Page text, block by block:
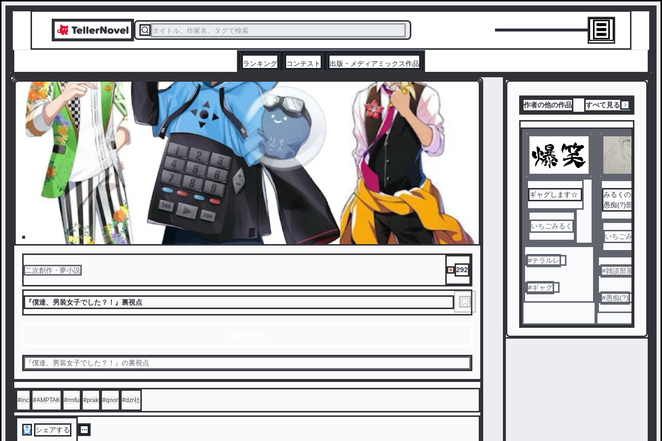
タイトル、作家名、タグで検索
ランキング コンテスト 出版・メディアミックス作品
二次創作・夢小説 292
『僕達、男装女子でした？！』裏視点
『僕達、男装女子でした？！』の裏視点
#inc #AMPTAK #rmfu #prak #qnor #dzr社
シェアする
作者の他の作品 すべて見る
ギャグします☆
いちごみるく
#テラルレ
#ギャグ
みるくの雑談＆
愚痴(?)部屋
いちごみるく
#雑談部屋
#愚痴(?)